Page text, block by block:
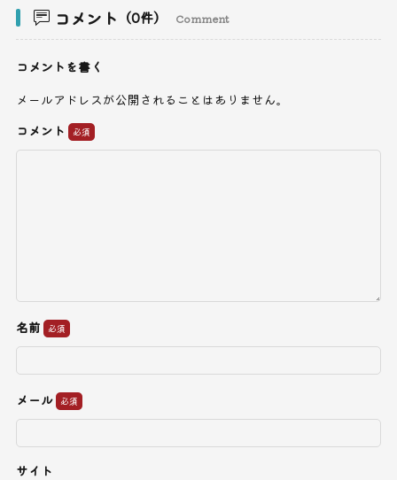
コメント （0件） Comment
コメントを書く
メールアドレスが公開されることはありません。
コメント
名前
メール
サイト